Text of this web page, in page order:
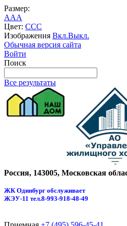
Размер:
AAA
Цвет: CCC
Изображения Вкл.Выкл.
Обычная версия сайта
Войти
Поиск
Все результаты
Россия, 143005, Московская
ЖК Одинбург обслуживает
ЖЭУ-11 тел.8-993-918-48-49